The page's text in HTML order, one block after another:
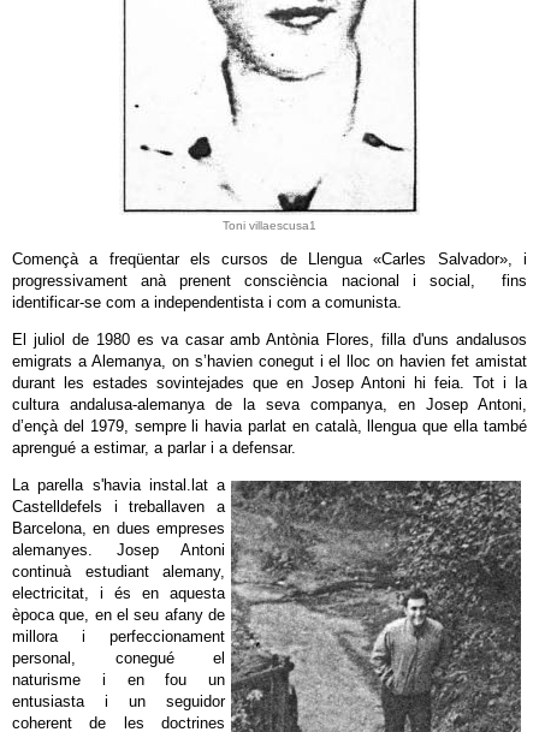
Toni villaescusa1
Començà a freqüentar els cursos de Llengua «Carles Salvador», i
progressivament anà prenent consciència nacional i social, fins
identificar-se com a independentista i com a comunista.
El juliol de 1980 es va casar amb Antònia Flores, filla d'uns andalusos
emigrats a Alemanya, on s’havien conegut i el lloc on havien fet amistat
durant les estades sovintejades que en Josep Antoni hi feia. Tot i la
cultura andalusa-alemanya de la seva companya, en Josep Antoni,
d’ençà del 1979, sempre li havia parlat en català, llengua que ella també
aprengué a estimar, a parlar i a defensar.
La parella s'havia instal.lat a
Castelldefels i treballaven a
Barcelona, en dues empreses
alemanyes. Josep Antoni
continuà estudiant alemany,
electricitat, i és en aquesta
època que, en el seu afany de
millora i perfeccionament
personal, conegué el
naturisme i en fou un
entusiasta i un seguidor
coherent de les doctrines